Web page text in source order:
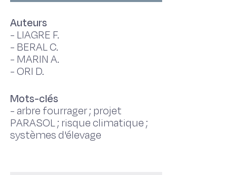
Auteurs
- LIAGRE F.
- BERAL C.
- MARIN A.
-ORI D.
Mots-clés
- arbre fourrager ; projet
PARASOL ; risque climatique ;
systèmes d'élevage